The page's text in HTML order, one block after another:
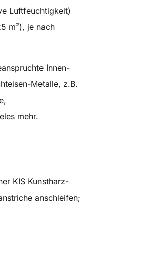
Luftfeuchtigkeit)
m²), je nach
Innen-
Metalle, z.B.
mehr.
KIS Kunstharz-
anschleifen;